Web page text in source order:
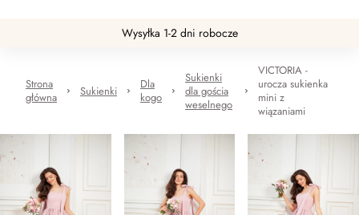
Wysyłka 1-2 dni robocze
Strona
główna
Sukienki
Dla
kogo
Sukienki
dla gościa
weselnego
VICTORIA -
urocza sukienka
mini z
wiązaniami